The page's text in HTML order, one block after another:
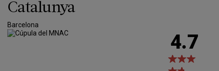
Catalunya
Barcelona
4.7